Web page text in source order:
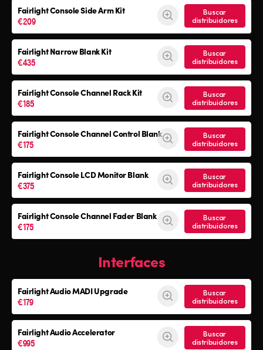
Fairlight ConsoleSide Arm Kit
€209
Buscar
distribuidores
Fairlight Narrow Blank Kit
€435
Buscar
distribuidores
Fairlight ConsoleChannel Rack Kit
€185
Buscar
distribuidores
Fairlight ConsoleChannel Control Blank
€175
Buscar
distribuidores
Fairlight ConsoleLCD Monitor Blank
€375
Buscar
distribuidores
Fairlight ConsoleChannel Fader Blank
€175
Buscar
distribuidores
Interfaces
Fairlight AudioMADI Upgrade
€179
Buscar
distribuidores
Fairlight Audio Accelerator
€995
Buscar
distribuidores